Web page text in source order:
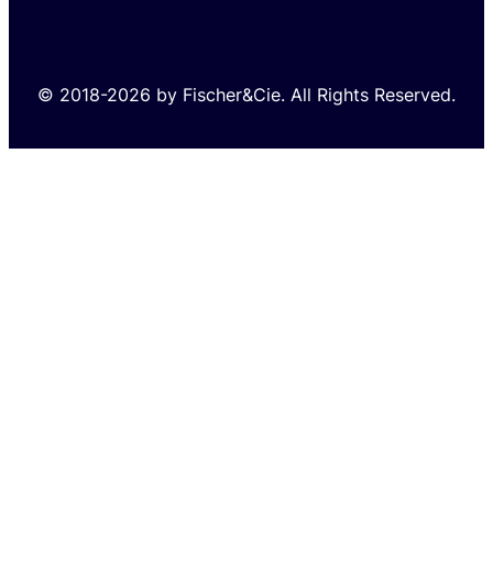
© 2018-2026 by Fischer&Cie. All Rights Reserved.